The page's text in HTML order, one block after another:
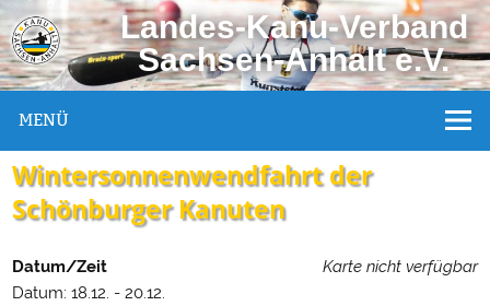
Landes-Kanu-Verband
Sachsen-Anhalt e.V.
MENÜ
Wintersonnenwendfahrt der
Schönburger Kanuten
Karte nicht verfügbar
Datum/Zeit
Datum: 18.12. - 20.12.